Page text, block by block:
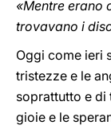
«Mentre erano
trovavano i
Oggi come ieri
tristezze e le
soprattutto e
gioie e le